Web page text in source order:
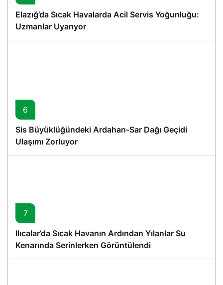
Elazığ’da Sıcak Havalarda Acil Servis Yoğunluğu:
Uzmanlar Uyarıyor
6
Sis Büyüklüğündeki Ardahan-Sar Dağı Geçidi
Ulaşımı Zorluyor
7
Ilıcalar’da Sıcak Havanın Ardından Yılanlar Su
Kenarında Serinlerken Görüntülendi